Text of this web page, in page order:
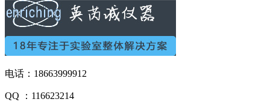
电话：18663999912
QQ ：116623214